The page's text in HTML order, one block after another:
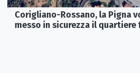
Corigliano-Rossano, la Pigna
messo in sicurezza il